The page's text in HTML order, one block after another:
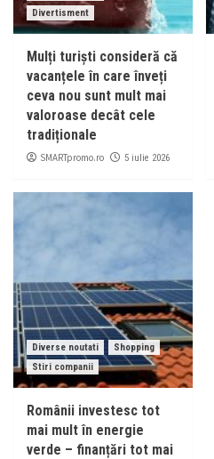
Divertisment
Mulți turiști consideră că
vacanțele în care înveți
ceva nou sunt mult mai
valoroase decât cele
tradiționale
SMARTpromo.ro 5 iulie 2026
Diverse noutati
Shopping
Stiri companii
Românii investesc tot
mai mult în energie
verde – finanțări tot mai